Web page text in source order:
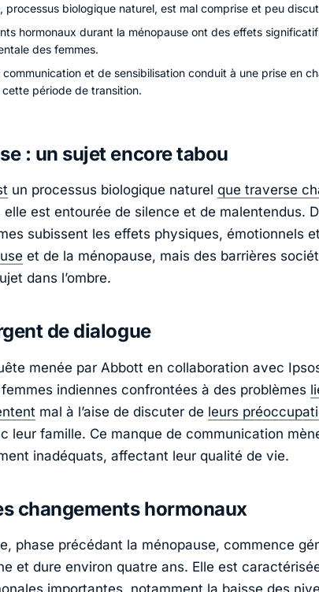
processus biologique naturel, est mal comprise et peu
hormonaux durant la ménopause ont des effets
des femmes.
communication et de sensibilisation conduit à une prise en
période de transition.
: un sujet encore tabou
un processus biologique naturel que traverse
elle est entourée de silence et de malentendus.
subissent les effets physiques, émotionnels
et de la ménopause, mais des barrières
dans l’ombre.
de dialogue
menée par Abbott en collaboration avec
indiennes confrontées à des problèmes
mal à l’aise de discuter de leurs
leur famille. Ce manque de communication
inadéquats, affectant leur qualité de vie.
changements hormonaux
phase précédant la ménopause, commence
et dure environ quatre ans. Elle est